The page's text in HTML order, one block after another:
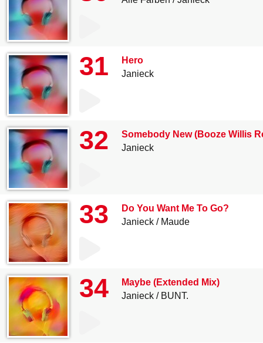
31
Hero
Janieck
32
Somebody New (Booze Willis
Janieck
33
Do You Want Me To Go?
Janieck
Maude
34
Maybe (Extended Mix)
Janieck
BUNT.